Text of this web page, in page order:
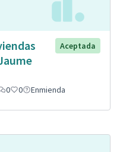
Aceptada
0 0 Enmienda